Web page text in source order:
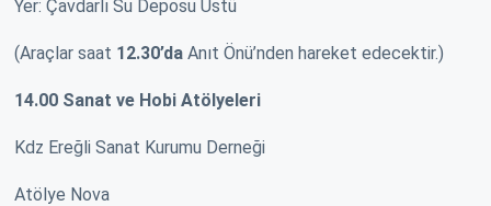
Yer: Çavdarlı Su Deposu Üstü
(Araçlar saat 12.30’da Anıt Önü’nden hareket edecektir.)
14.00 Sanat ve Hobi Atölyeleri
Kdz Ereğli Sanat Kurumu Derneği
Atölye Nova